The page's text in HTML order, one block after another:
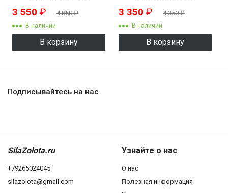
KZK8507
3 550 ₽ 4 850₽
В наличии
В корзину
KZK8508
3 350 ₽ 4 350₽
В наличии
В корзину
Подписывайтесь на нас
SilaZolota.ru
+79265024045
silazolota@gmail.com
Узнайте о нас
О нас
Полезная информация